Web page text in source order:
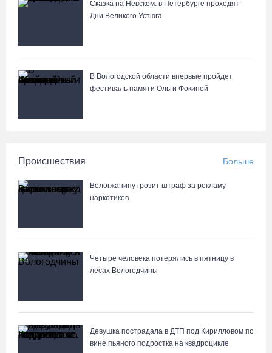
Сказка на Невском: в Петербурге проходят
Дни Великого Устюга
В Вологодской области впервые пройдет
фестиваль памяти Ольги Фокиной
Происшествия Больше
Вологжанину грозит штраф за рекламу
наркотиков
Четыре человека потерялись в пятницу в
лесах Вологодчины
Девушка пострадала в ДТП под Кирилловом по
вине пьяного подростка на квадроцикле